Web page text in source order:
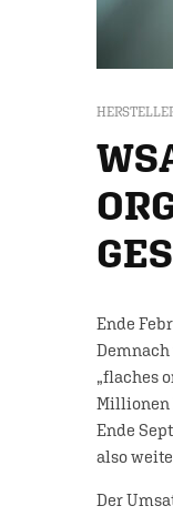
Ende
Demnach
„flaches
Millionen
Ende
also
Der